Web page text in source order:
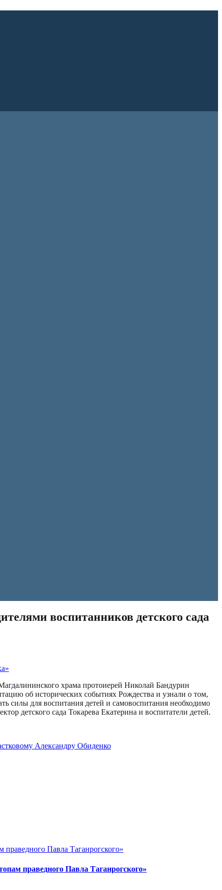
воспитанников детского сада
храма протоиерей Николай Бандурин
об исторических событиях Рождества и узнали о том,
силы для воспитания детей и самовоспитания необходимо
детского сада Токарева Екатерина и воспитатели детей.
Александру Обиденко
праведного Павла Таганрогского»